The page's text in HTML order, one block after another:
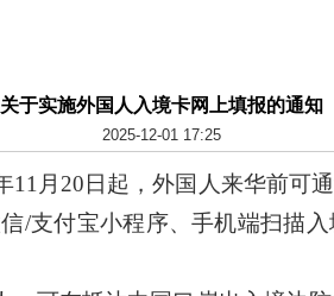
关于实施外国人入境卡网上填报的通知
2025-12-01 17:25
11月20日起，外国人来华前可
/支付宝小程序、手机端扫描